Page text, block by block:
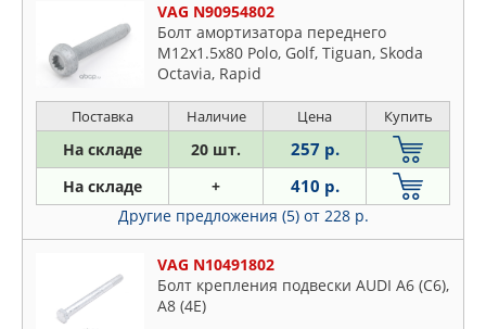
VAG N90954802
Болт амортизатора переднего
M12x1.5x80 Polo, Golf, Tiguan, Skoda
Octavia, Rapid
Поставка Наличие Цена Купить
На складе 20 шт. 257 р.
На складе + 410 р.
Другие предложения (5) от 228 р.
VAG N10491802
Болт крепления подвески AUDI A6 (C6),
A8 (4E)